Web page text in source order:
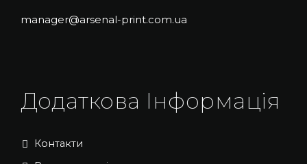
manager@arsenal-print.com.ua
Додаткова Інформація
Контакти